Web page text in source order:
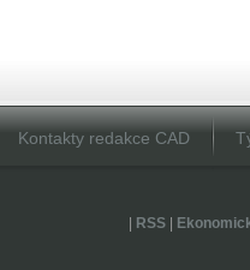
Kontakty redakce CAD
RSS|